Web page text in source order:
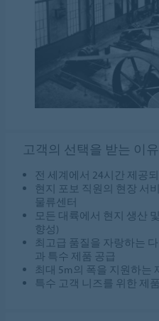
고객의 선택을 받는 이유
전 세계에서 24시간 제공
현지 포보 직원의 현장 서
물류센터
모든 대륙에서 현지 생산
향성)
최고급 품질을 자랑하는
과 특수 제품 공급
최대 5m의 폭을 지원하는
특수 고객 니즈를 위한 제